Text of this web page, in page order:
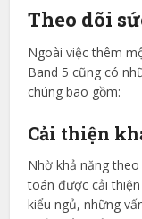
Theo dõi
Ngoài việc thêm
Band 5 cũng có
chúng bao gồm:
Cải thiện
Nhờ khả năng
toán được cải
kiểu ngủ, những